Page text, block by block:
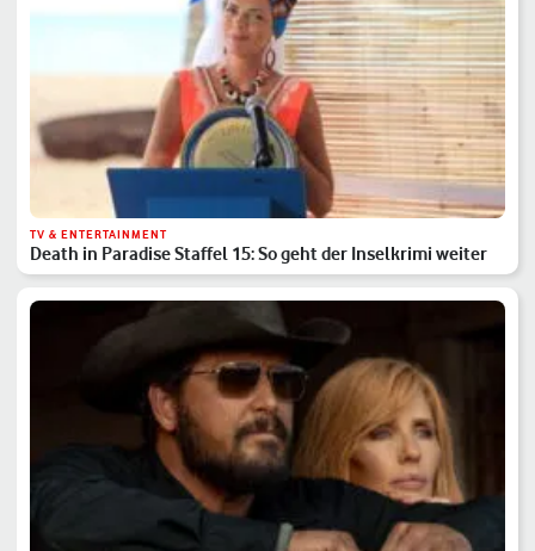
TV & ENTERTAINMENT
Death in Paradise Staffel 15: So geht der Inselkrimi weiter